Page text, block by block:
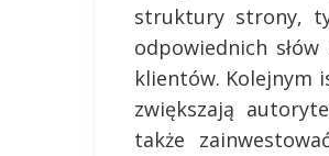
struktury strony,
odpowiednich
klientów. Kolejnym
zwiększają
także